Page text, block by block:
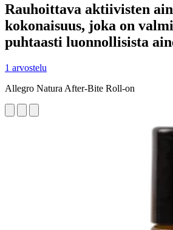
Rauhoittava aktiivisten
kokonaisuus, joka on
puhtaasti luonnollisista
1 arvostelu
Allegro Natura After-Bite Roll-on